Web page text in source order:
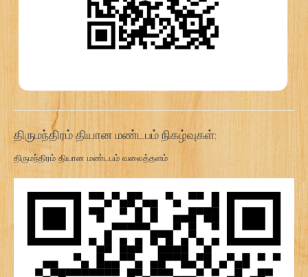
திருமந்திரம் தியான மண்டபம் நிகழ்வுகள்:
திருமந்திரம் தியான மண்டபம் வலைத்தளம்